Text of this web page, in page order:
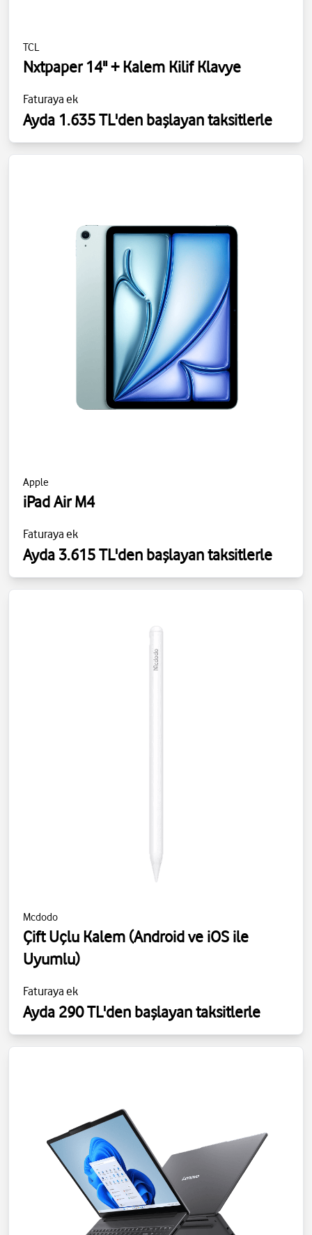
TCL
Nxtpaper 14" + Kalem Kilif Klavye
Faturaya ek
Ayda 1.635 TL'den başlayan taksitlerle
Apple
iPad Air M4
Faturaya ek
Ayda 3.615 TL'den başlayan taksitlerle
Mcdodo
Çift Uçlu Kalem (Android ve iOS ile
Uyumlu)
Faturaya ek
Ayda 290 TL'den başlayan taksitlerle